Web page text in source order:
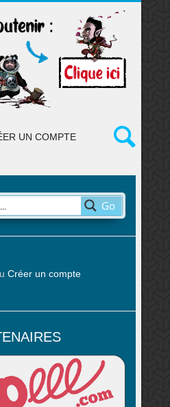
UN COMPTE
Go
Créer un compte